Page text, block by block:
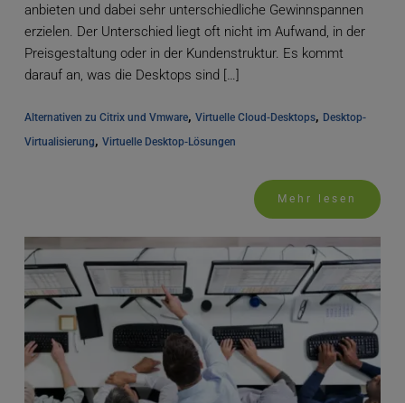
anbieten und dabei sehr unterschiedliche Gewinnspannen
erzielen. Der Unterschied liegt oft nicht im Aufwand, in der
Preisgestaltung oder in der Kundenstruktur. Es kommt
darauf an, was die Desktops sind […]
Alternativen zu Citrix und Vmware, Virtuelle Cloud-Desktops, Desktop-
Virtualisierung, Virtuelle Desktop-Lösungen
Mehr lesen